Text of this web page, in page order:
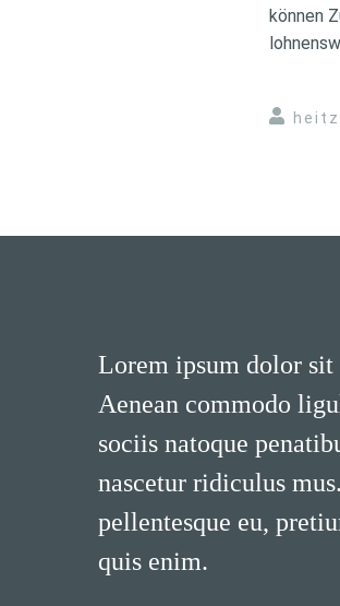
können
Lorem ipsum dolor sit
Aenean commodo
sociis natoque
nascetur ridiculus
pellentesque eu,
quis enim.